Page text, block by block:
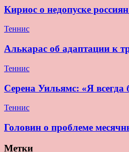
Кириос о недопуске
Теннис
Алькарас об адаптации к
Теннис
Серена Уильямс: «Я
Теннис
Головин о проблеме
Метки